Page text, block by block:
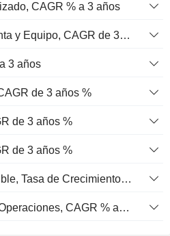
CAGR % a 3 años
Propiedad Neta, Planta y Equipo, CAGR de 3 Años %
3 años
de 3 años %
de 3 años %
de 3 años %
Valor Contable Tangible, Tasa de Crecimiento Anual Compuesta de 3 Años %
Flujo de Efectivo de Operaciones, CAGR % a 3 años